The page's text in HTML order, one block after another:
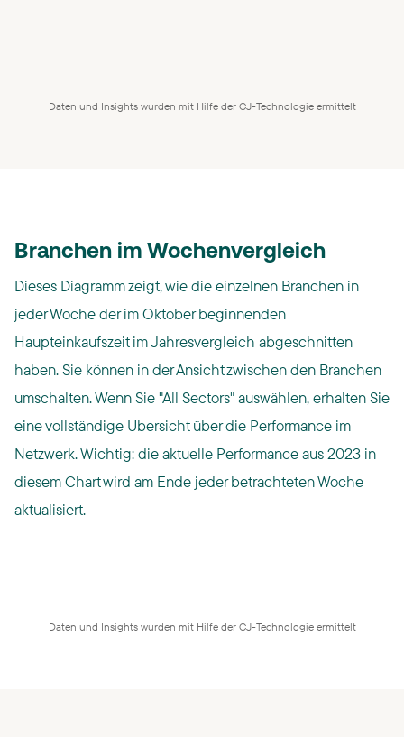
Daten und Insights wurden mit Hilfe der CJ-Technologie ermittelt
Branchen im Wochenvergleich
Dieses Diagramm zeigt, wie die einzelnen Branchen in
jeder Woche der im Oktober beginnenden
Haupteinkaufszeit im Jahresvergleich abgeschnitten
haben. Sie können in der Ansicht zwischen den Branchen
umschalten. Wenn Sie "All Sectors" auswählen, erhalten Sie
eine vollständige Übersicht über die Performance im
Netzwerk. Wichtig: die aktuelle Performance aus 2023 in
diesem Chart wird am Ende jeder betrachteten Woche
aktualisiert.
Daten und Insights wurden mit Hilfe der CJ-Technologie ermittelt